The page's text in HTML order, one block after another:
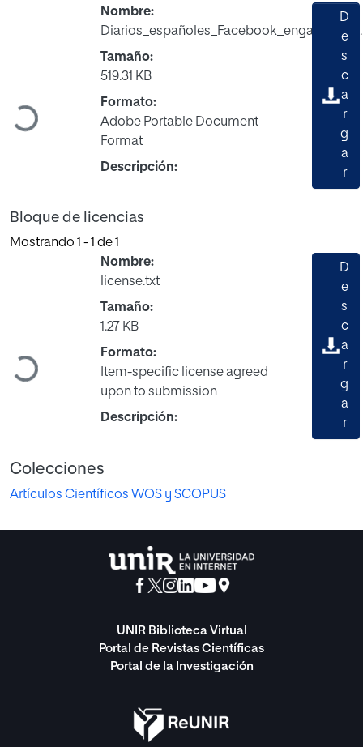
Cargando...
Nombre:
Tamaño:
519.31 KB
Formato:
Adobe Portable Document
Format
Descripción:
D
e
s
c
a
r
g
a
r
Bloque de licencias
Mostrando 1 - 1 de 1
Cargando...
Nombre:
license.txt
Tamaño:
1.27 KB
Formato:
Item-specific license agreed
upon to submission
Descripción:
D
e
s
c
a
r
g
a
r
Colecciones
Artículos Científicos WOS y SCOPUS
UNIR Biblioteca Virtual
Portal de Revistas Científicas
Portal de la Investigación